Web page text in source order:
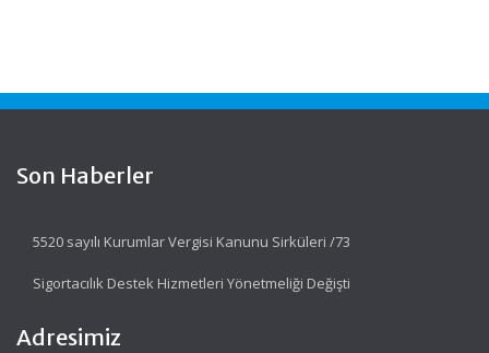
Son Haberler
5520 sayılı Kurumlar Vergisi Kanunu Sirküleri /73
Sigortacılık Destek Hizmetleri Yönetmeliği Değişti
Adresimiz